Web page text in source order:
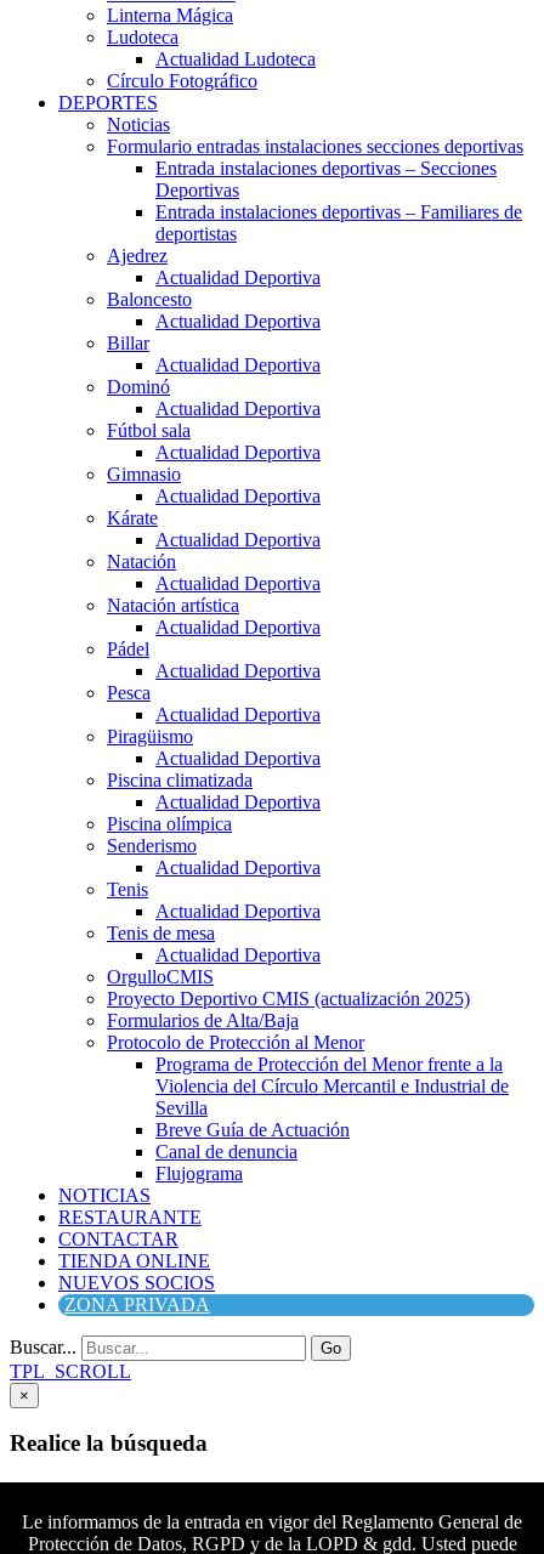
Linterna Mágica
Ludoteca
Actualidad Ludoteca
Círculo Fotográfico
DEPORTES
Noticias
Formulario entradas instalaciones secciones deportivas
Entrada instalaciones deportivas – Secciones
Deportivas
Entrada instalaciones deportivas – Familiares de
deportistas
Ajedrez
Actualidad Deportiva
Baloncesto
Actualidad Deportiva
Billar
Actualidad Deportiva
Dominó
Actualidad Deportiva
Fútbol sala
Actualidad Deportiva
Gimnasio
Actualidad Deportiva
Kárate
Actualidad Deportiva
Natación
Actualidad Deportiva
Natación artística
Actualidad Deportiva
Pádel
Actualidad Deportiva
Pesca
Actualidad Deportiva
Piragüismo
Actualidad Deportiva
Piscina climatizada
Actualidad Deportiva
Piscina olímpica
Senderismo
Actualidad Deportiva
Tenis
Actualidad Deportiva
Tenis de mesa
Actualidad Deportiva
OrgulloCMIS
Proyecto Deportivo CMIS (actualización 2025)
Formularios de Alta/Baja
Protocolo de Protección al Menor
Programa de Protección del Menor frente a la
Violencia del Círculo Mercantil e Industrial de
Sevilla
Breve Guía de Actuación
Canal de denuncia
Flujograma
NOTICIAS
RESTAURANTE
CONTACTAR
TIENDA ONLINE
NUEVOS SOCIOS
ZONA PRIVADA
Buscar... Go
TPL_SCROLL
×
Realice la búsqueda
Buscar
Le informamos de la entrada en vigor del Reglamento General de
Protección de Datos, RGPD y de la LOPD & gdd. Usted puede